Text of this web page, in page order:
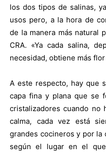
los dos tipos de salinas,
usos pero, a la hora de
de la manera más natural
CRA. «Ya cada salina,
necesidad, obtiene más
A este respecto, hay que
capa fina y plana que se
cristalizadores cuando no
calma, cada vez está
grandes cocineros y por la
según el lugar en el